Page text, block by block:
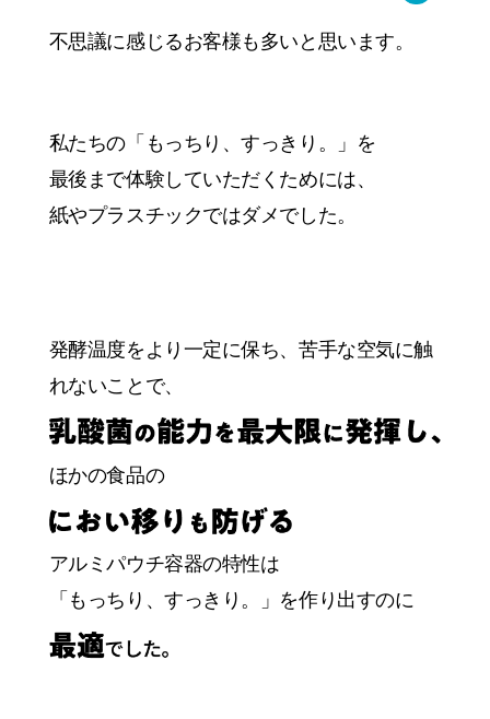
不思議に感じるお客様も多いと思います。
私たちの「もっちり、すっきり。」を
最後まで体験していただくためには、
紙やプラスチックではダメでした。
発酵温度をより一定に保ち、苦手な空気に触
れないことで、
ほかの食品の
アルミパウチ容器の特性は
「もっちり、すっきり。」を作り出すのに